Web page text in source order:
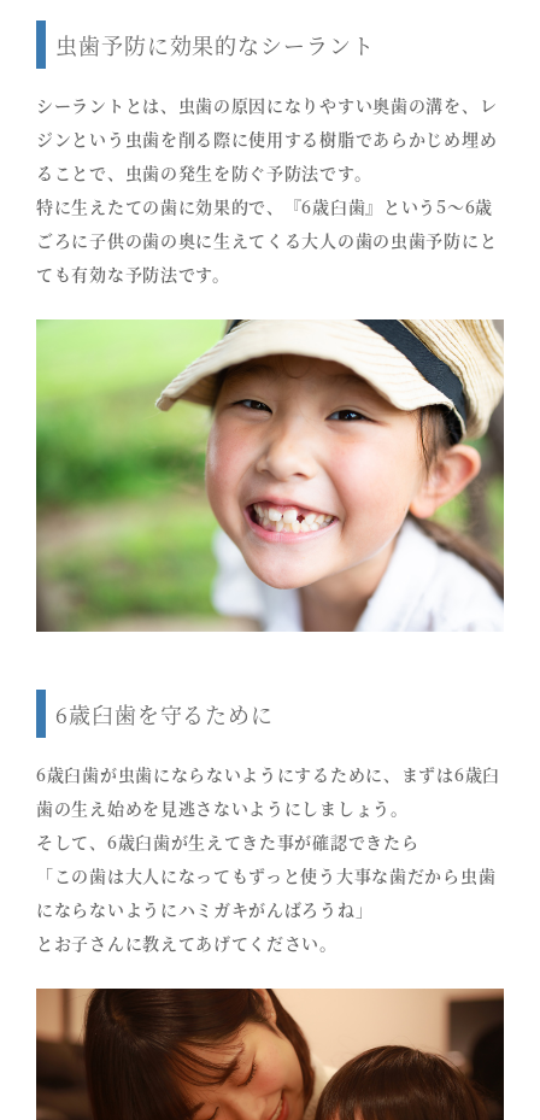
虫歯予防に効果的なシーラント
シーラントとは、虫歯の原因になりやすい奥歯の溝を、レ
ジンという虫歯を削る際に使用する樹脂であらかじめ埋め
ることで、虫歯の発生を防ぐ予防法です。
特に生えたての歯に効果的で、『6歳臼歯』という5〜6歳
ごろに子供の歯の奥に生えてくる大人の歯の虫歯予防にと
ても有効な予防法です。
6歳臼歯を守るために
6歳臼歯が虫歯にならないようにするために、まずは6歳臼
歯の生え始めを見逃さないようにしましょう。
そして、6歳臼歯が生えてきた事が確認できたら
「この歯は大人になってもずっと使う大事な歯だから虫歯
にならないようにハミガキがんばろうね」
とお子さんに教えてあげてください。